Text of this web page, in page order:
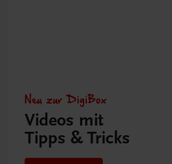
Neu zur DigiBox
Videos mit
Tipps & Tricks